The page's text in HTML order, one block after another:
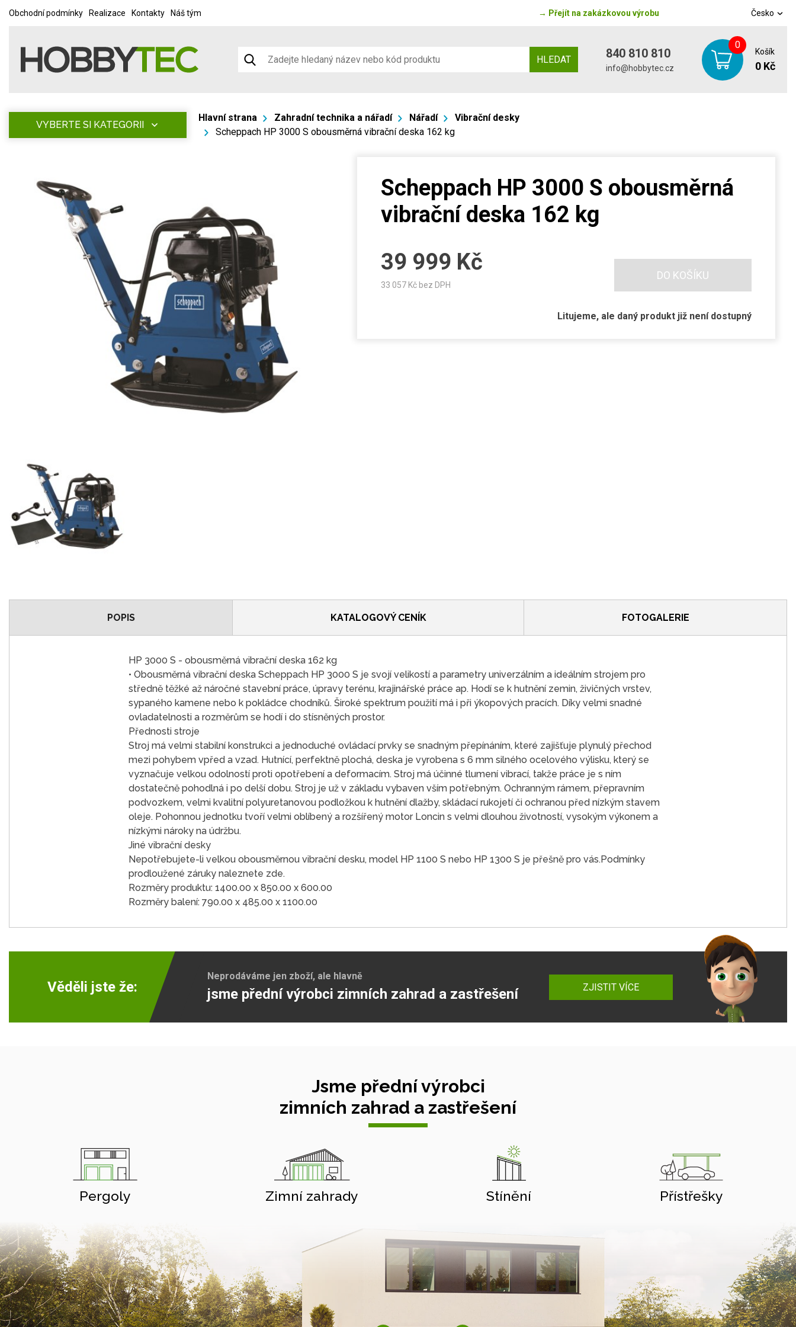
Obchodní podmínky Realizace Kontakty Náš tým → Přejít na zakázkovou výrobu Česko
HLEDAT 840 810 810
info@hobbytec.cz
0
Košík
0 Kč
VYBERTE SI KATEGORII
Hlavní strana Zahradní technika a nářadí Nářadí
Vibrační desky
Scheppach HP 3000 S obousměrná vibrační deska 162 kg
Scheppach HP 3000 S obousměrná
vibrační deska 162 kg
39 999 Kč
33 057 Kč bez DPH
DO KOŠÍKU
Litujeme, ale daný produkt již není dostupný
POPIS KATALOGOVÝ CENÍK FOTOGALERIE
HP 3000 S - obousměrná vibrační deska 162 kg
• Obousměrná vibrační deska Scheppach HP 3000 S je svojí velikostí a parametry univerzálním a ideálním strojem pro
středně těžké až náročné stavební práce, úpravy terénu, krajinářské práce ap. Hodí se k hutnění zemin, živičných vrstev,
sypaného kamene nebo k pokládce chodníků. Široké spektrum použití má i při ýkopových pracích. Díky velmi snadné
ovladatelnosti a rozměrům se hodí i do stísněných prostor.
Přednosti stroje
Stroj má velmi stabilní konstrukci a jednoduché ovládací prvky se snadným přepínáním, které zajišťuje plynulý přechod
mezi pohybem vpřed a vzad. Hutnící, perfektně plochá, deska je vyrobena s 6 mm silného ocelového výlisku, který se
vyznačuje velkou odolností proti opotřebení a deformacím. Stroj má účinné tlumení vibrací, takže práce je s ním
dostatečně pohodlná i po delší dobu. Stroj je už v základu vybaven vším potřebným. Ochranným rámem, přepravním
podvozkem, velmi kvalitní polyuretanovou podložkou k hutnění dlažby, skládací rukojetí či ochranou před nízkým stavem
oleje. Pohonnou jednotku tvoří velmi oblíbený a rozšířený motor Loncin s velmi dlouhou životností, vysokým výkonem a
nízkými nároky na údržbu.
Jiné vibrační desky
Nepotřebujete-li velkou obousměrnou vibrační desku, model HP 1100 S nebo HP 1300 S je přešně pro vás.Podmínky
prodloužené záruky naleznete zde.
Rozměry produktu: 1400.00 x 850.00 x 600.00
Rozměry balení: 790.00 x 485.00 x 1100.00
Věděli jste že:
Neprodáváme jen zboží, ale hlavně
jsme přední výrobci zimních zahrad a zastřešení ZJISTIT VÍCE
Jsme přední výrobci
zimních zahrad a zastřešení
Pergoly Zimní zahrady Stínění Přístřešky